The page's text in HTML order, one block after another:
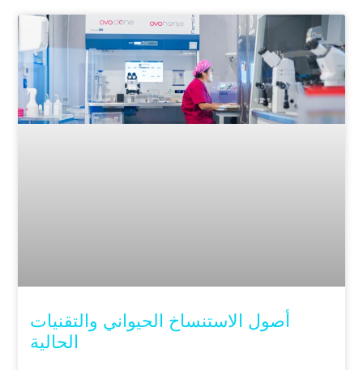
أصول الاستنساخ الحيواني والتقنيات
الحالية